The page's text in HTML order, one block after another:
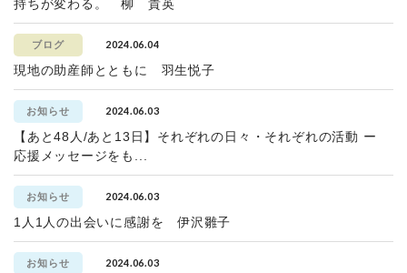
持ちが変わる。 柳 貴英
ブログ 2024.06.04
現地の助産師とともに 羽生悦子
お知らせ 2024.06.03
【あと48人/あと13日】それぞれの日々・それぞれの活動 ー
応援メッセージをも...
お知らせ 2024.06.03
1人1人の出会いに感謝を 伊沢雛子
お知らせ 2024.06.03